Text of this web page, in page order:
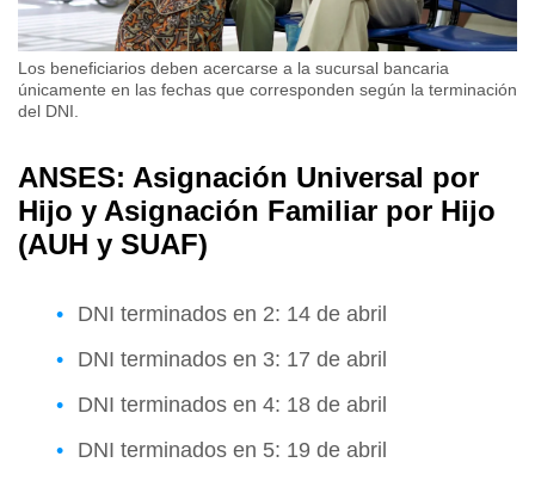
Los beneficiarios deben acercarse a la sucursal bancaria
únicamente en las fechas que corresponden según la terminación
del DNI.
ANSES: Asignación Universal por
Hijo y Asignación Familiar por Hijo
(AUH y SUAF)
DNI terminados en 2: 14 de abril
DNI terminados en 3: 17 de abril
DNI terminados en 4: 18 de abril
DNI terminados en 5: 19 de abril